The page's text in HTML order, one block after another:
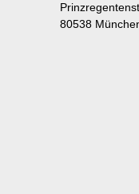
80538